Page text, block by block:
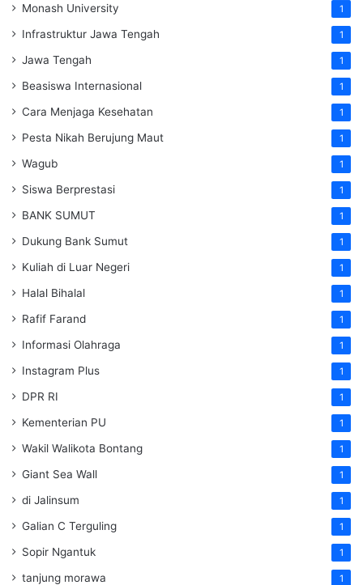
Monash University 1
Infrastruktur Jawa Tengah 1
Jawa Tengah 1
Beasiswa Internasional 1
Cara Menjaga Kesehatan 1
Pesta Nikah Berujung Maut 1
Wagub 1
Siswa Berprestasi 1
BANK SUMUT 1
Dukung Bank Sumut 1
Kuliah di Luar Negeri 1
Halal Bihalal 1
Rafif Farand 1
Informasi Olahraga 1
Instagram Plus 1
DPR RI 1
Kementerian PU 1
Wakil Walikota Bontang 1
Giant Sea Wall 1
di Jalinsum 1
Galian C Terguling 1
Sopir Ngantuk 1
tanjung morawa 1